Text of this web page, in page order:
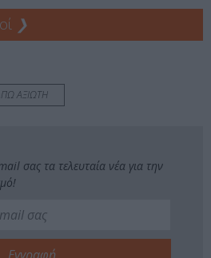
❯
ΑΞΙΩΤΗ
σας τα τελευταία νέα για την